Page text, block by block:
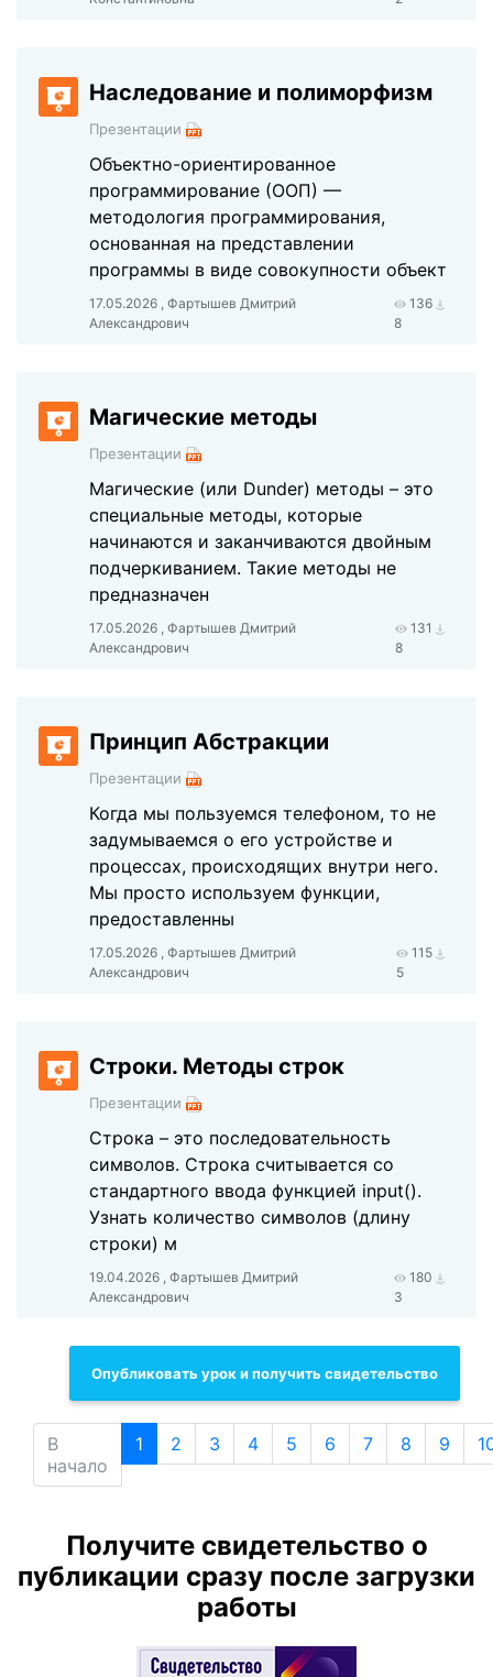
Наследование и полиморфизм
Презентации
Объектно-ориентированное
программирование (ООП) —
методология программирования,
основанная на представлении
программы в виде совокупности объект
17.05.2026 , Фартышев Дмитрий
Александрович
136
8
Магические методы
Презентации
Магические (или Dunder) методы – это
специальные методы, которые
начинаются и заканчиваются двойным
подчеркиванием. Такие методы не
предназначен
17.05.2026 , Фартышев Дмитрий
Александрович
131
8
Принцип Абстракции
Презентации
Когда мы пользуемся телефоном, то не
задумываемся о его устройстве и
процессах, происходящих внутри него.
Мы просто используем функции,
предоставленны
17.05.2026 , Фартышев Дмитрий
Александрович
115
5
Строки. Методы строк
Презентации
Строка – это последовательность
символов. Строка считывается со
стандартного ввода функцией input().
Узнать количество символов (длину
строки) м
19.04.2026 , Фартышев Дмитрий
Александрович
180
3
Опубликовать урок и получить свидетельство
В
начало
1 2 3 4 5 6 7 8 9
Получите свидетельство о
публикации сразу после загрузки
работы